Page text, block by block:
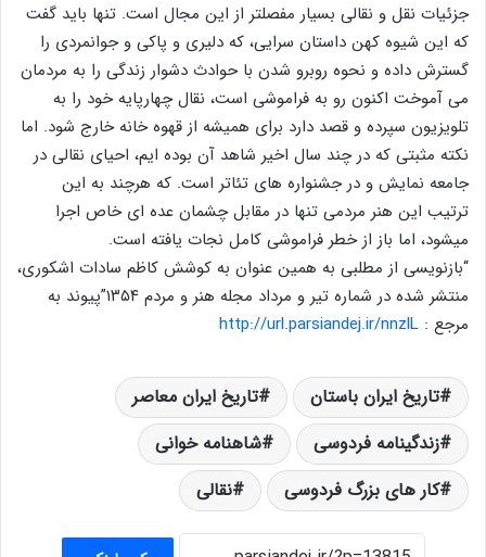
جزئیات نقل و نقالی بسیار مفصلتر از این مجال است. تنها باید گفت
که این شیوه کهن داستان سرایی، که دلیری و پاکی و جوانمردی را
گسترش داده و نحوه روبرو شدن با حوادث دشوار زندگی را به مردمان
می آموخت اکنون رو به فراموشی است، نقال چهارپایه خود را به
تلویزیون سپرده و قصد دارد برای همیشه از قهوه خانه خارج شود. اما
نکته مثبتی که در چند سال اخیر شاهد آن بوده ایم، احیای نقالی در
جامعه نمایش و در جشنواره های تئاتر است. که هرچند به این
ترتیب این هنر مردمی تنها در مقابل چشمان عده ای خاص اجرا
میشود، اما باز از خطر فراموشی کامل نجات یافته است.
“بازنویسی از مطلبی به همین عنوان به کوشش کاظم سادات اشکوری،
منتشر شده در شماره تیر و مرداد مجله هنر و مردم ۱۳۵۴”پیوند به
مرجع : http://url.parsiandej.ir/nnzlL
تاریخ ایران باستان
تاریخ ایران معاصر
زندگینامه فردوسی
شاهنامه خوانی
کار های بزرگ فردوسی
نقالی